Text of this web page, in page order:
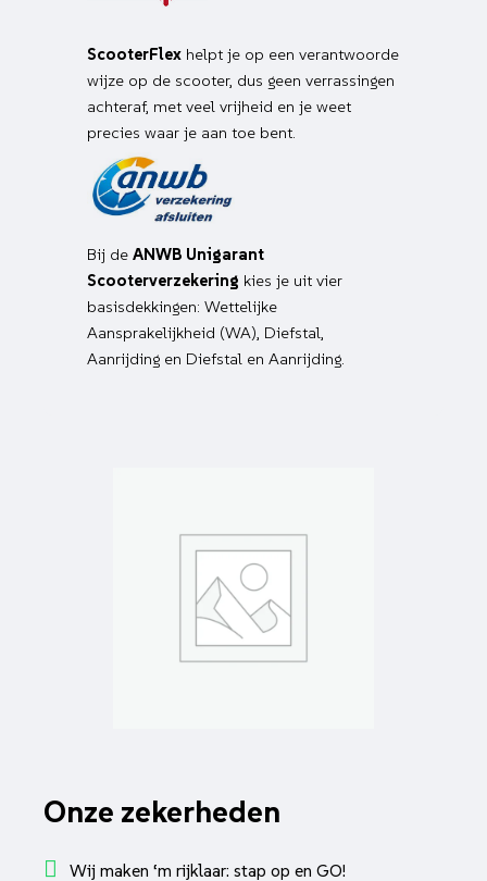
ScooterFlex helpt je op een verantwoorde
wijze op de scooter, dus geen verrassingen
achteraf, met veel vrijheid en je weet
precies waar je aan toe bent.
Bij de ANWB Unigarant
Scooterverzekering kies je uit vier
basisdekkingen: Wettelijke
Aansprakelijkheid (WA), Diefstal,
Aanrijding en Diefstal en Aanrijding.
Onze zekerheden
Wij maken ‘m rijklaar: stap op en GO!